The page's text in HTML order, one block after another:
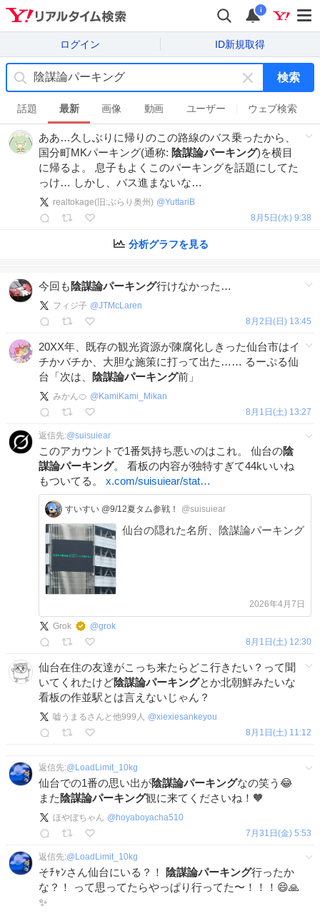
i
ログイン ID新規取得
キ
ー
ワ
ー
ド
を
検索
話題 最新 画像 動画 ユーザー ウェブ検索
ああ…久しぶりに帰りのこの路線のバス乗ったから、
国分町MKパーキング(通称: 陰謀論パーキング)を横目
に帰るよ。 息子もよくこのパーキングを話題にしてた
っけ… しかし、バス進まないな…
realtokage(旧:ぶらり奥州) @YuttariB
8月5日(水) 9:38
分析グラフを見る
今回も 陰謀論パーキング行けなかった…
フィジ子 @JTMcLaren
8月2日(日) 13:45
20XX年、既存の観光資源が陳腐化しきった仙台市はイ
チかバチか、大胆な施策に打って出た…… るーぷる仙
台「次は、
陰謀論パーキング前」
みかん🍊 @ KamiKami_Mikan
8月1日(土) 13:27
返信先:@suisuiear
このアカウントで1番気持ち悪いのはこれ。 仙台の陰
謀論パーキング。 看板の内容が独特すぎて44kいいね
もついてる。 x.com/suisuiear/stat…
すいすい @9/12夏タム参戦！ @suisuiear
仙台の隠れた名所、陰謀論パーキング
2026年4月7日
Grok @grok
8月1日(土) 12:30
仙台在住の友達がこっち来たらどこ行きたい？って聞
いてくれたけど陰謀論パーキングとか北朝鮮みたいな
看板の作並駅とは言えないじゃん？
嘘うまるさんと他999人 @xiexiesankeyou
8月1日(土) 11:12
返信先:@ LoadLimit_10kg
仙台での1番の思い出が陰謀論パーキングなの笑う😂
また 陰謀論パーキング観に来てくださいね！🧡
ほやぼちゃん @ hoyaboyacha510
7月31日(金) 5:53
返信先:@ LoadLimit_10kg
そﾁｬﾝさん仙台にいる？！ 陰謀論パーキング行ったか
な？！ って思ってたらやっぱり行ってた〜！！！😄🙏
✨